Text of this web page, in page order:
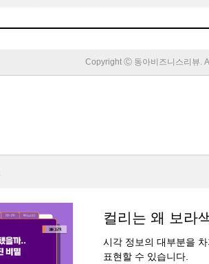
Copyright Ⓒ 동아비즈니스리뷰.
컬리는 왜 보라
시각 정보의 대부분을
표현할 수 있습니다.